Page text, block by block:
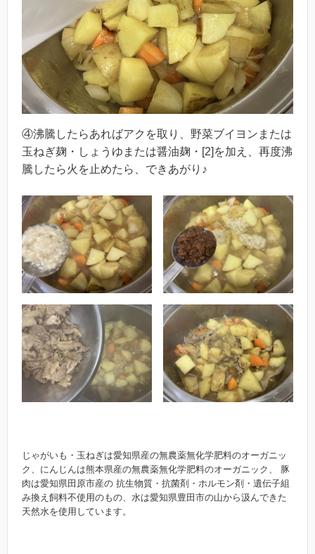
④沸騰したらあればアクを取り、野菜ブイヨンまたは
玉ねぎ麹・しょうゆまたは醤油麹・[2]を加え、再度沸
騰したら火を止めたら、できあがり♪
じゃがいも・玉ねぎは愛知県産の無農薬無化学肥料のオーガニッ
ク、にんじんは熊本県産の無農薬無化学肥料のオーガニック、 豚
肉は愛知県田原市産の 抗生物質・抗菌剤・ホルモン剤・遺伝子組
み換え飼料不使用のもの、水は愛知県豊田市の山から汲んできた
天然水を使用しています。